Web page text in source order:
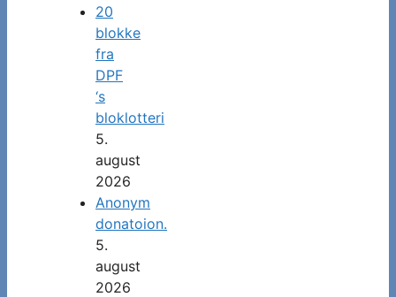
20
blokke
fra
DPF
‘s
bloklotteri
5.
august
2026
Anonym
donatoion.
5.
august
2026